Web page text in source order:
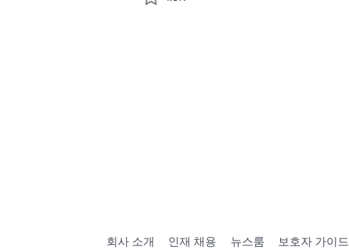
회사 소개 인재 채용 뉴스룸 보호자 가이드